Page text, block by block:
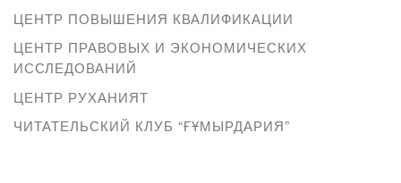
ЦЕНТР ПОВЫШЕНИЯ КВАЛИФИКАЦИИ
ЦЕНТР ПРАВОВЫХ И ЭКОНОМИЧЕСКИХ
ИССЛЕДОВАНИЙ
ЦЕНТР РУХАНИЯТ
ЧИТАТЕЛЬСКИЙ КЛУБ “ҒҰМЫРДАРИЯ”